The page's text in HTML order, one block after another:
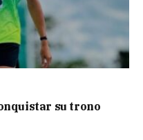
su trono